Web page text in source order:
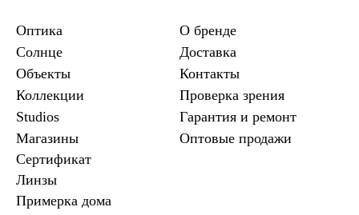
Оптика
Солнце
Объекты
Коллекции
Studios
Магазины
Сертификат
Линзы
Примерка дома
О бренде
Доставка
Контакты
Проверка зрения
Гарантия и ремонт
Оптовые продажи